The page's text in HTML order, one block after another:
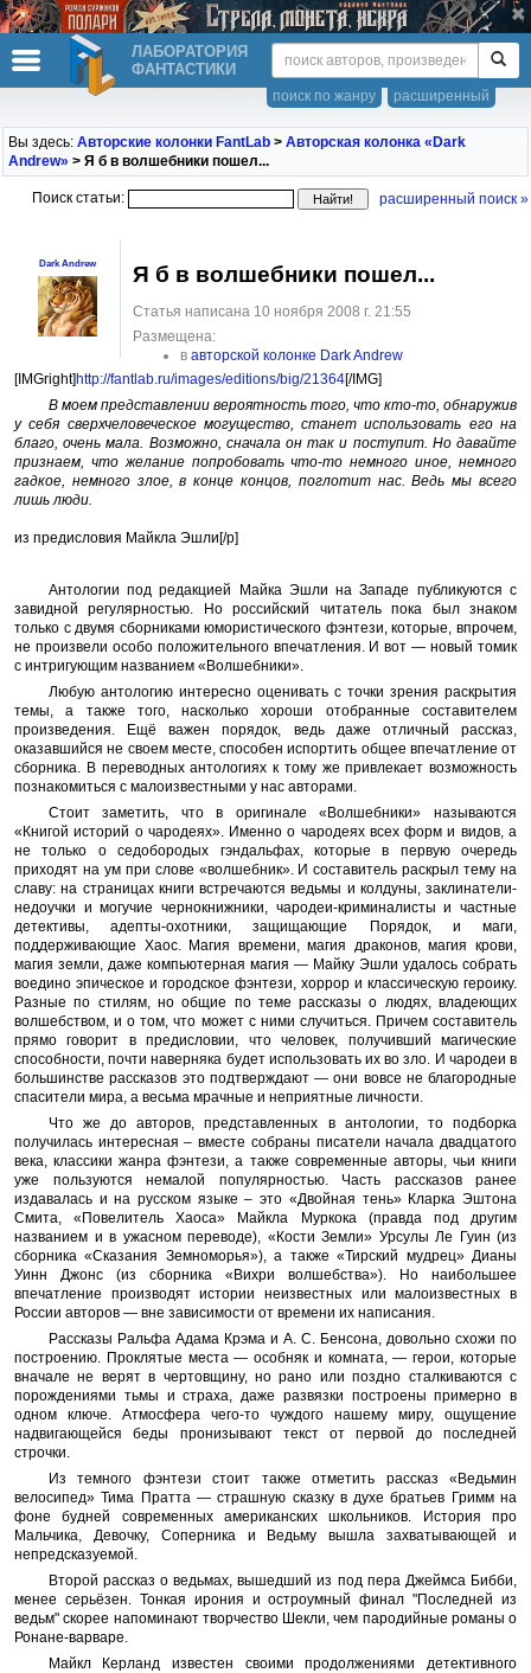
ЛАБОРАТОРИЯ
ФАНТАСТИКИ
расширенный
поиск по жанру
Вы здесь: Авторские колонки FantLab > Авторская колонка «Dark
Andrew» > Я б в волшебники пошел...
Поиск статьи: расширенный поиск »
Dark Andrew Я б в волшебники пошел...
Статья написана 10 ноября 2008 г. 21:55
Размещена:
в авторской колонке Dark Andrew
[IMGright] http://fantlab.ru/images/editions/big/21364[/IMG]
В моем представлении вероятность того, что кто-то, обнаружив
у себя сверхчеловеческое могущество, станет использовать его на
благо, очень мала. Возможно, сначала он так и поступит. Но давайте
признаем, что желание попробовать что-то немного иное, немного
гадкое, немного злое, в конце концов, поглотит нас. Ведь мы всего
лишь люди.
из предисловия Майкла Эшли[/p]
Антологии под редакцией Майка Эшли на Западе публикуются с
завидной регулярностью. Но российский читатель пока был знаком
только с двумя сборниками юмористического фэнтези, которые, впрочем,
не произвели особо положительного впечатления. И вот — новый томик
с интригующим названием «Волшебники».
Любую антологию интересно оценивать с точки зрения раскрытия
темы, а также того, насколько хороши отобранные составителем
произведения. Ещё важен порядок, ведь даже отличный рассказ,
оказавшийся не своем месте, способен испортить общее впечатление от
сборника. В переводных антологиях к тому же привлекает возможность
познакомиться с малоизвестными у нас авторами.
Стоит заметить, что в оригинале «Волшебники» называются
«Книгой историй о чародеях». Именно о чародеях всех форм и видов, а
не только о седобородых гэндальфах, которые в первую очередь
приходят на ум при слове «волшебник». И составитель раскрыл тему на
славу: на страницах книги встречаются ведьмы и колдуны, заклинатели-
недоучки и могучие чернокнижники, чародеи-криминалисты и частные
детективы, адепты-охотники, защищающие Порядок, и маги,
поддерживающие Хаос. Магия времени, магия драконов, магия крови,
магия земли, даже компьютерная магия — Майку Эшли удалось собрать
воедино эпическое и городское фэнтези, хоррор и классическую героику.
Разные по стилям, но общие по теме рассказы о людях, владеющих
волшебством, и о том, что может с ними случиться. Причем составитель
прямо говорит в предисловии, что человек, получивший магические
способности, почти наверняка будет использовать их во зло. И чародеи в
большинстве рассказов это подтверждают — они вовсе не благородные
спасители мира, а весьма мрачные и неприятные личности.
Что же до авторов, представленных в антологии, то подборка
получилась интересная – вместе собраны писатели начала двадцатого
века, классики жанра фэнтези, а также современные авторы, чьи книги
уже пользуются немалой популярностью. Часть рассказов ранее
издавалась и на русском языке – это «Двойная тень» Кларка Эштона
Смита, «Повелитель Хаоса» Майкла Муркока (правда под другим
названием и в ужасном переводе), «Кости Земли» Урсулы Ле Гуин (из
сборника «Сказания Земноморья»), а также «Тирский мудрец» Дианы
Уинн Джонс (из сборника «Вихри волшебства»). Но наибольшее
впечатление производят истории неизвестных или малоизвестных в
России авторов — вне зависимости от времени их написания.
Рассказы Ральфа Адама Крэма и А. С. Бенсона, довольно схожи по
построению. Проклятые места — особняк и комната, — герои, которые
вначале не верят в чертовщину, но рано или поздно сталкиваются с
порождениями тьмы и страха, даже развязки построены примерно в
одном ключе. Атмосфера чего-то чуждого нашему миру, ощущение
надвигающейся беды пронизывают текст от первой до последней
строчки.
Из темного фэнтези стоит также отметить рассказ «Ведьмин
велосипед» Тима Пратта — страшную сказку в духе братьев Гримм на
фоне будней современных американских школьников. История про
Мальчика, Девочку, Соперника и Ведьму вышла захватывающей и
непредсказуемой.
Второй рассказ о ведьмах, вышедший из под пера Джеймса Бибби,
менее серьёзен. Тонкая ирония и остроумный финал "Последней из
ведьм" скорее напоминают творчество Шекли, чем пародийные романы о
Ронане-варваре.
Майкл Керланд известен своими продолжениями детективного